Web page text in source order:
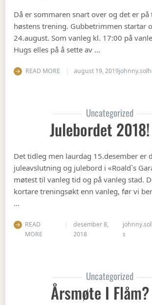
Då er sommaren snart over og det er på
høstens trening. Gubbetrimmen startar
24.august. Som vanleg kl. 17:00 på
Hugs elles på å sette av …
READ MORE august 19, 2019
Uncategorized
Julebordet 2018!
Det tidleg men laurdag 15.desember er
juleavslutning og julebord i «Roald`s
møtest til vanleg tid og på vanleg stad.
kortare treningsøkt enn vanleg, før vi
…
READ
MORE
desember 8,
2018
s
Uncategorized
Årsmøte I Flåm?